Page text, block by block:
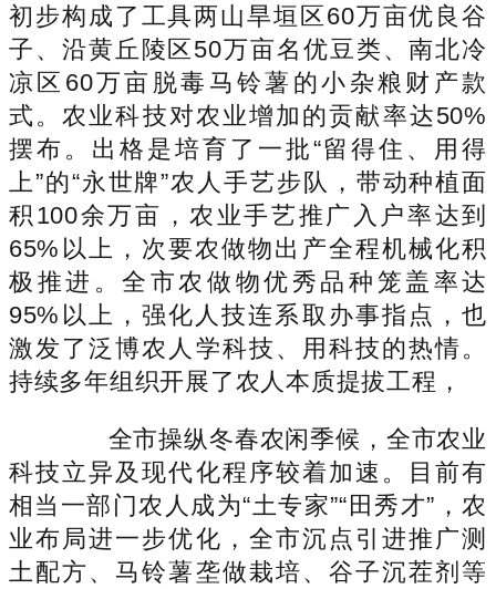
初步构成了工具两山旱垣区60万亩优良谷
子、沿黄丘陵区50万亩名优豆类、南北冷
凉区60万亩脱毒马铃薯的小杂粮财产款
式。农业科技对农业增加的贡献率达50%
摆布。出格是培育了一批“留得住、用得
上”的“永世牌”农人手艺步队，带动种植面
积100余万亩，农业手艺推广入户率达到
65%以上，次要农做物出产全程机械化积
极推进。全市农做物优秀品种笼盖率达
95%以上，强化人技连系取办事指点，也
激发了泛博农人学科技、用科技的热情。
持续多年组织开展了农人本质提拔工程，
全市操纵冬春农闲季候，全市农业
科技立异及现代化程序较着加速。目前有
相当一部门农人成为“土专家”“田秀才”，农
业布局进一步优化，全市沉点引进推广测
土配方、马铃薯垄做栽培、谷子沉茬剂等